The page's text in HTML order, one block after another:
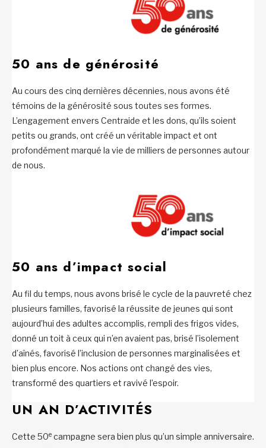
50 ans de générosité
Au cours des cinq dernières décennies, nous avons été
témoins de la générosité sous toutes ses formes.
L’engagement envers Centraide et les dons, qu’ils soient
petits ou grands, ont créé un véritable impact et ont
profondément marqué la vie de milliers de personnes autour
de nous.
50 ans d’impact social
Au fil du temps, nous avons brisé le cycle de la pauvreté chez
plusieurs familles, favorisé la réussite de jeunes qui sont
aujourd’hui des adultes accomplis, rempli des frigos vides,
donné un toit à ceux qui n’en avaient pas, brisé l’isolement
d’aînés, favorisé l’inclusion de personnes marginalisées et
bien plus encore. Nos actions ont changé des vies,
transformé des quartiers et ravivé l’espoir.
UN AN D’ACTIVITÉS
Cette 50e campagne sera bien plus qu’un simple anniversaire.